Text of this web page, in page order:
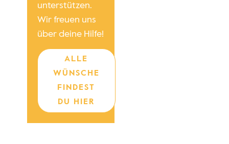
unterstützen.
Wir freuen uns
über deine Hilfe!
ALLE
WÜNSCHE
FINDEST
DU HIER